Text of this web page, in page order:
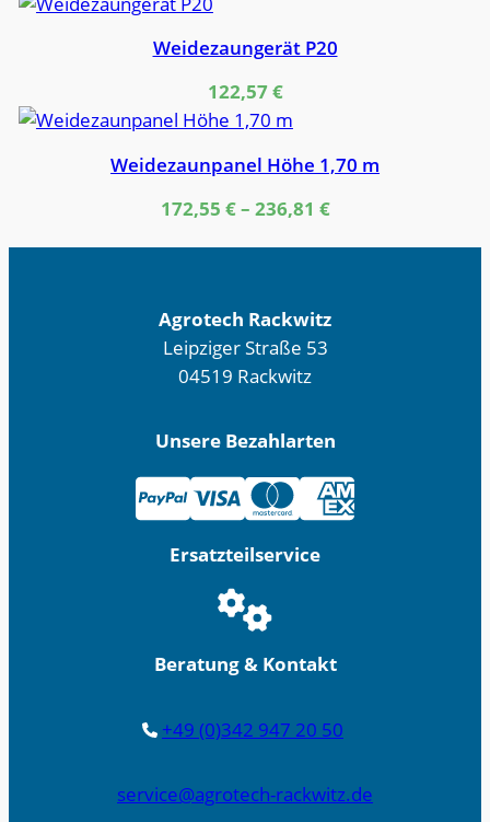
Weidezaungerät P20
122,57€
Weidezaunpanel Höhe 1,70 m
172,55 €– 236,81 €
Agrotech Rackwitz
Leipziger Straße 53
04519 Rackwitz
Unsere Bezahlarten
Ersatzteilservice
Beratung & Kontakt
+49 (0)342 947 20 50
service@agrotech-rackwitz.de